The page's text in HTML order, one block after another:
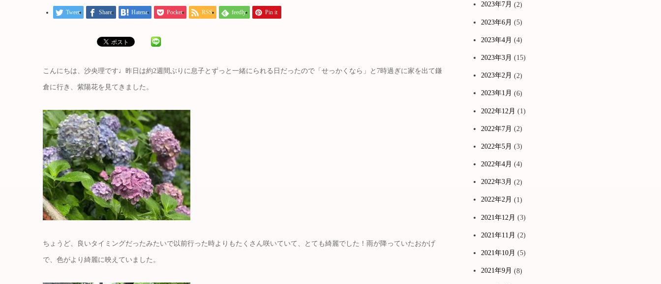
Tweet Share Hatena Pocket RSS feedly Pin it
こんにちは、沙央理です♩昨日は約2週間ぶりに息子とずっと一緒にられる日だったので「せっかくなら」と7時過ぎに家を出て鎌
倉に行き、紫陽花を見てきました。
ちょうど、良いタイミングだったみたいで以前行った時よりもたくさん咲いていて、とても綺麗でした！雨が降っていたおかげ
で、色がより綺麗に映えていました。
2023年7月 (2)
2023年6月 (5)
2023年4月 (4)
2023年3月 (15)
2023年2月 (2)
2023年1月 (6)
2022年12月 (1)
2022年7月 (2)
2022年5月 (3)
2022年4月 (4)
2022年3月 (2)
2022年2月 (1)
2021年12月 (3)
2021年11月 (2)
2021年10月 (5)
2021年9月 (8)